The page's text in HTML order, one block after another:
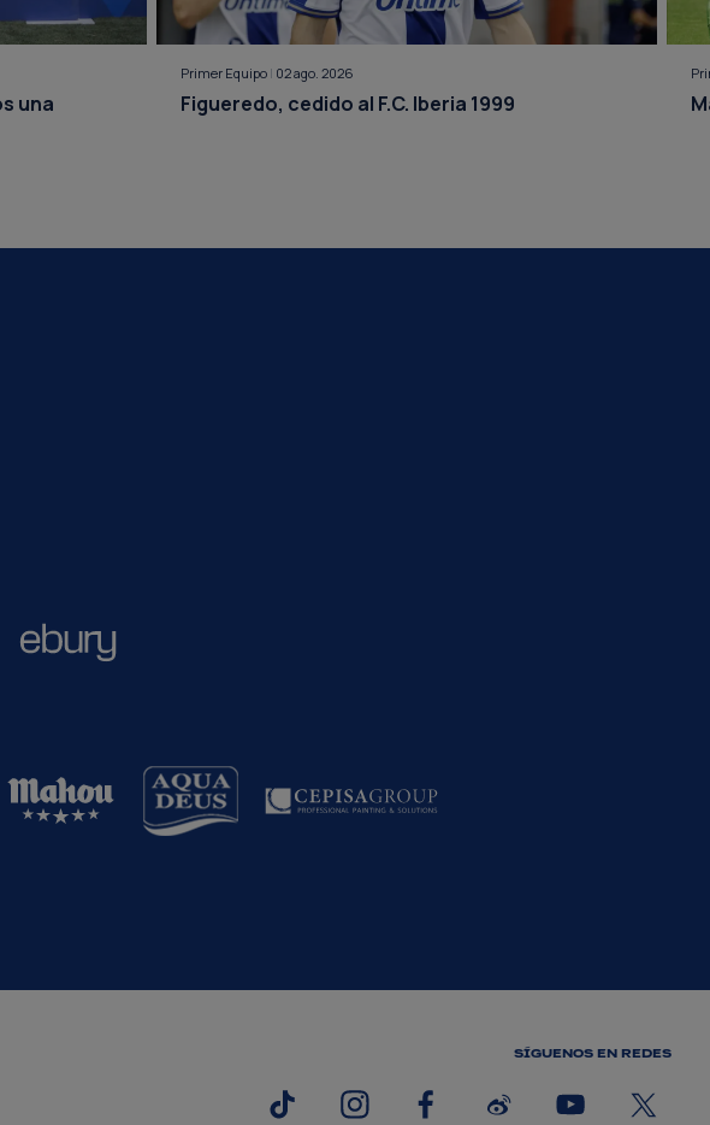
una
Primer Equipo | 02 ago. 2026
Figueredo, cedido al F.C. Iberia 1999
SÍGUENOS EN REDES